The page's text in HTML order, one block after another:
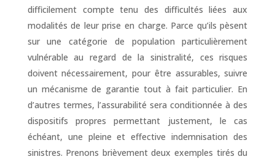
difficilement compte tenu des difficultés liées aux
modalités de leur prise en charge. Parce qu’ils pèsent
sur une catégorie de population particulièrement
vulnérable au regard de la sinistralité, ces risques
doivent nécessairement, pour être assurables, suivre
un mécanisme de garantie tout à fait particulier. En
d’autres termes, l’assurabilité sera conditionnée à des
dispositifs propres permettant justement, le cas
échéant, une pleine et effective indemnisation des
sinistres. Prenons brièvement deux exemples tirés du